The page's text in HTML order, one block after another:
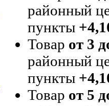
районный
пункты
Товар от 3
районный
пункты
Товар от 5